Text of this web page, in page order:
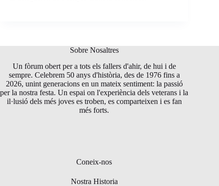
Sobre Nosaltres
Un fòrum obert per a tots els fallers d'ahir, de hui i de
sempre. Celebrem 50 anys d'història, des de 1976 fins a
2026, unint generacions en un mateix sentiment: la passió
per la nostra festa. Un espai on l'experiència dels veterans i la
il·lusió dels més joves es troben, es comparteixen i es fan
més forts.
Coneix-nos
Nostra Historia